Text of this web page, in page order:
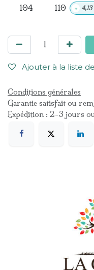
104 110 + 4,13
Ajouter à la liste
Conditions générales
Garantie satisfait ou
Expédition : 2-3 jours